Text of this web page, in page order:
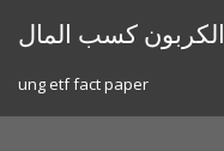
كسب المال
ung etf fact paper